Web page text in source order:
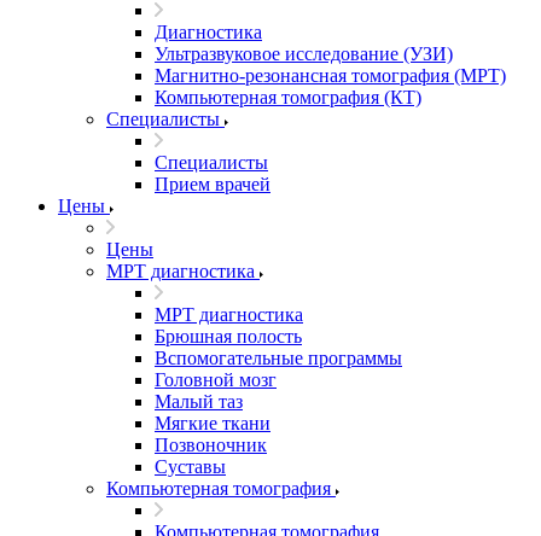
Диагностика
Ультразвуковое исследование (УЗИ)
Магнитно-резонансная томография (МРТ)
Компьютерная томография (КТ)
Специалисты
Специалисты
Прием врачей
Цены
Цены
МРТ диагностика
МРТ диагностика
Брюшная полость
Вспомогательные программы
Головной мозг
Малый таз
Мягкие ткани
Позвоночник
Суставы
Компьютерная томография
Компьютерная томография